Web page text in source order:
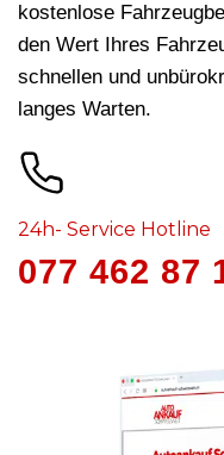
kostenlose
den Wert Ihres
schnellen und
langes Warten.
24h- Service Hotline
077 462 87